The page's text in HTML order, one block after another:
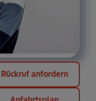
Rückruf anfordern